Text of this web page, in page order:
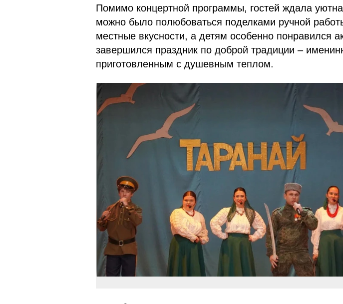
Помимо концертной программы, гостей ждала
можно было полюбоваться поделками ручной
местные вкусности, а детям особенно понравился
завершился праздник по доброй традиции –
приготовленным с душевным теплом.